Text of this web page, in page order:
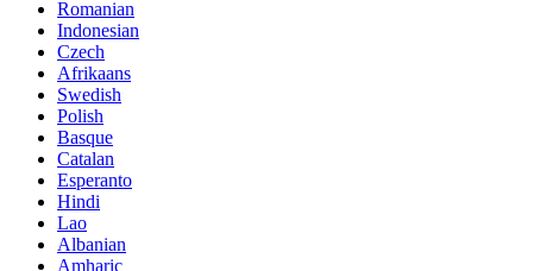
Romanian
Indonesian
Czech
Afrikaans
Swedish
Polish
Basque
Catalan
Esperanto
Hindi
Lao
Albanian
Amharic